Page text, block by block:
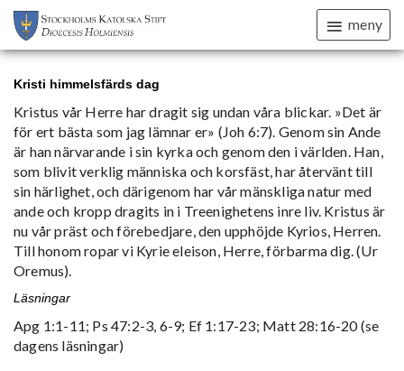
meny
Kristi himmelsfärds dag
Kristus vår Herre har dragit sig undan våra blickar. »Det är
för ert bästa som jag lämnar er» (Joh 6:7). Genom sin Ande
är han närvarande i sin kyrka och genom den i världen. Han,
som blivit verklig människa och korsfäst, har återvänt till
sin härlighet, och därigenom har vår mänskliga natur med
ande och kropp dragits in i Treenighetens inre liv. Kristus är
nu vår präst och förebedjare, den upphöjde Kyrios, Herren.
Till honom ropar vi Kyrie eleison, Herre, förbarma dig. (Ur
Oremus).
Läsningar
Apg 1:1-11; Ps 47:2-3, 6-9; Ef 1:17-23; Matt 28:16-20 (se
dagens läsningar)